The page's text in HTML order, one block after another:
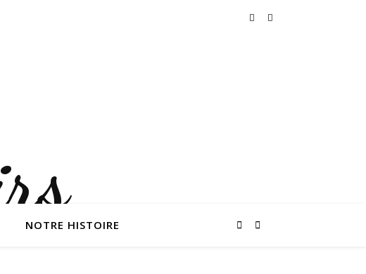
NOTRE HISTOIRE